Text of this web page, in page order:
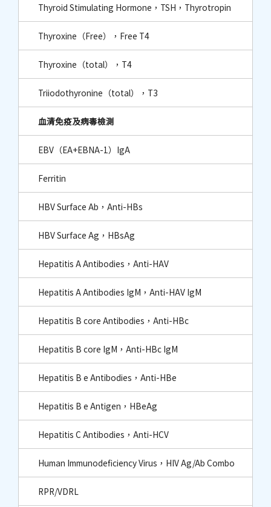
Thyroid Stimulating Hormone，TSH，Thyrotropin
Thyroxine（Free），Free T4
Thyroxine（total），T4
Triiodothyronine（total），T3
血清免疫及病毒檢測
EBV（EA+EBNA-1）IgA
Ferritin
HBV Surface Ab，Anti-HBs
HBV Surface Ag，HBsAg
Hepatitis A Antibodies，Anti-HAV
Hepatitis A Antibodies IgM，Anti-HAV IgM
Hepatitis B core Antibodies，Anti-HBc​
Hepatitis B core IgM，Anti-HBc IgM​
Hepatitis B e Antibodies，Anti-HBe
Hepatitis B e Antigen，HBeAg
Hepatitis C Antibodies，Anti-HCV
Human Immunodeficiency Virus，HIV Ag/Ab Combo
RPR/VDRL